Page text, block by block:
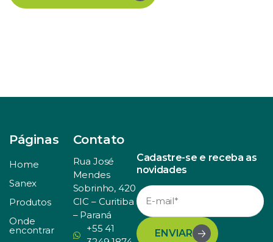
Páginas
Home
Sanex
Produtos
Onde
encontrar
Contato
Rua José
Mendes
Sobrinho, 420
CIC – Curitiba
– Paraná
+55 41
Cadastre-se e receba as
novidades
ENVIAR